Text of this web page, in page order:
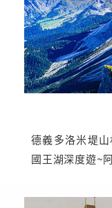
德義多洛米堤
國王湖深度遊~